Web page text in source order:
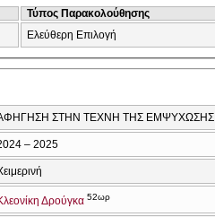
Τύπος Παρακολούθησης
Ελεύθερη Επιλογή
ΣΤΗΝ ΤΕΧΝΗ ΤΗΣ ΕΜΨΥΧΩΣΗΣ
– 2025
Δρούγκα 52ωρ